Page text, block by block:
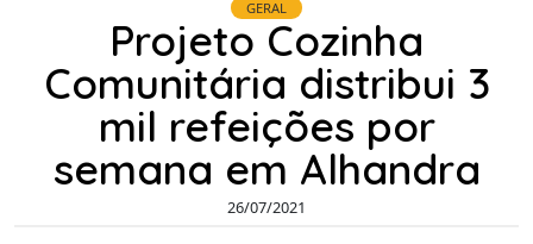
GERAL
Projeto Cozinha
Comunitária distribui 3
mil refeições por
semana em Alhandra
26/07/2021